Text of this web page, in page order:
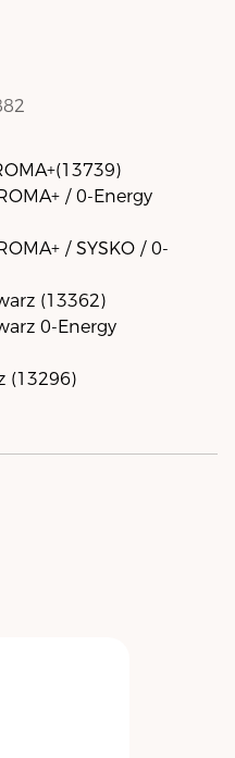
/ 0-Energy
/ SYSKO / 0-
(13362)
0-Energy
(13296)